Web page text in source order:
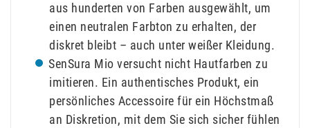
aus hunderten von Farben ausgewählt, um
einen neutralen Farbton zu erhalten, der
diskret bleibt – auch unter weißer Kleidung.
SenSura Mio versucht nicht Hautfarben zu
imitieren. Ein authentisches Produkt, ein
persönliches Accessoire für ein Höchstmaß
an Diskretion, mit dem Sie sich sicher fühlen